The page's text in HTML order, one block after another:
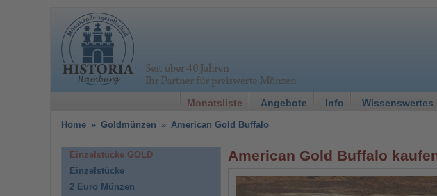
Monatsliste Angebote Info Wissenswertes
Home » Goldmünzen » American Gold Buffalo
American Gold Buffalo
Einzelstücke GOLD
Einzelstücke
2 Euro Münzen